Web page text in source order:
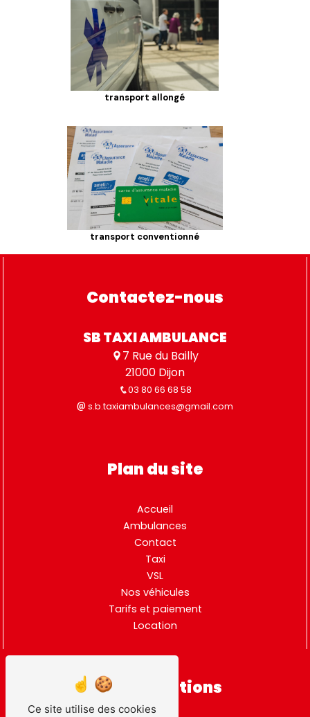
transport allongé
transport conventionné
Contactez-nous
SB TAXI AMBULANCE
7 Rue du Bailly
21000 Dijon
03 80 66 68 58
s.b.taxiambulances@gmail.com
Plan du site
Accueil
Ambulances
Contact
Taxi
VSL
Nos véhicules
Tarifs et paiement
Location
Nos prestations
Ce site utilise des cookies